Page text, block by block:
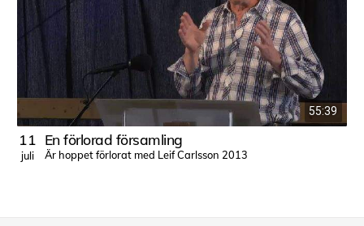
55:39
11
juli
En förlorad församling
Är hoppet förlorat med Leif Carlsson 2013